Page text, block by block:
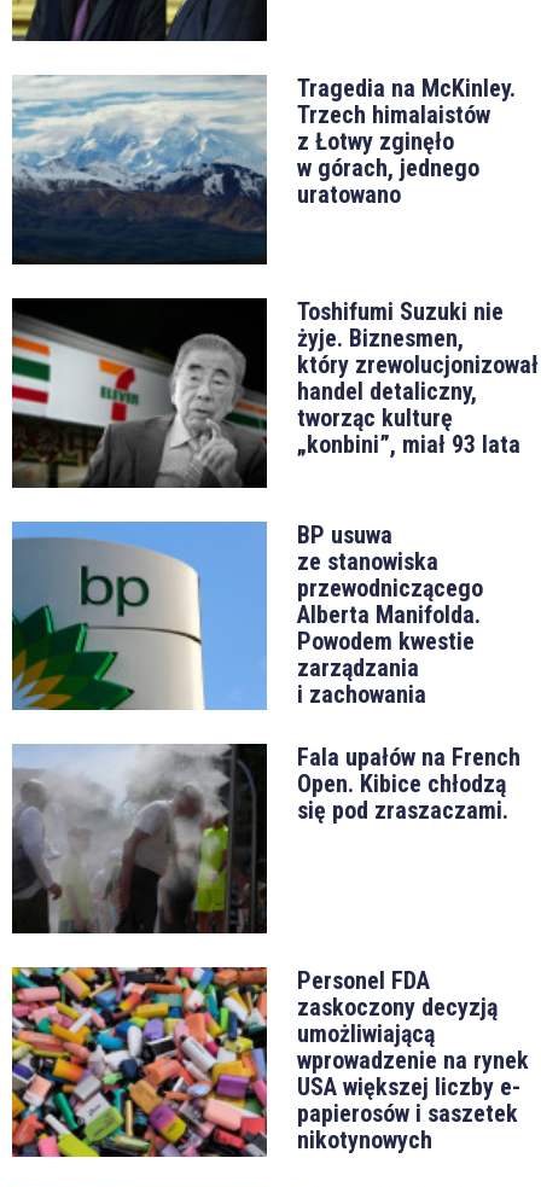
Tragedia na McKinley.
Trzech himalaistów
z Łotwy zginęło
w górach, jednego
uratowano
Toshifumi Suzuki nie
żyje. Biznesmen,
który zrewolucjonizował
handel detaliczny,
tworząc kulturę
„konbini”, miał 93 lata
BP usuwa
ze stanowiska
przewodniczącego
Alberta Manifolda.
Powodem kwestie
zarządzania
i zachowania
Fala upałów na French
Open. Kibice chłodzą
się pod zraszaczami.
Personel FDA
zaskoczony decyzją
umożliwiającą
wprowadzenie na rynek
USA większej liczby e-
papierosów i saszetek
nikotynowych